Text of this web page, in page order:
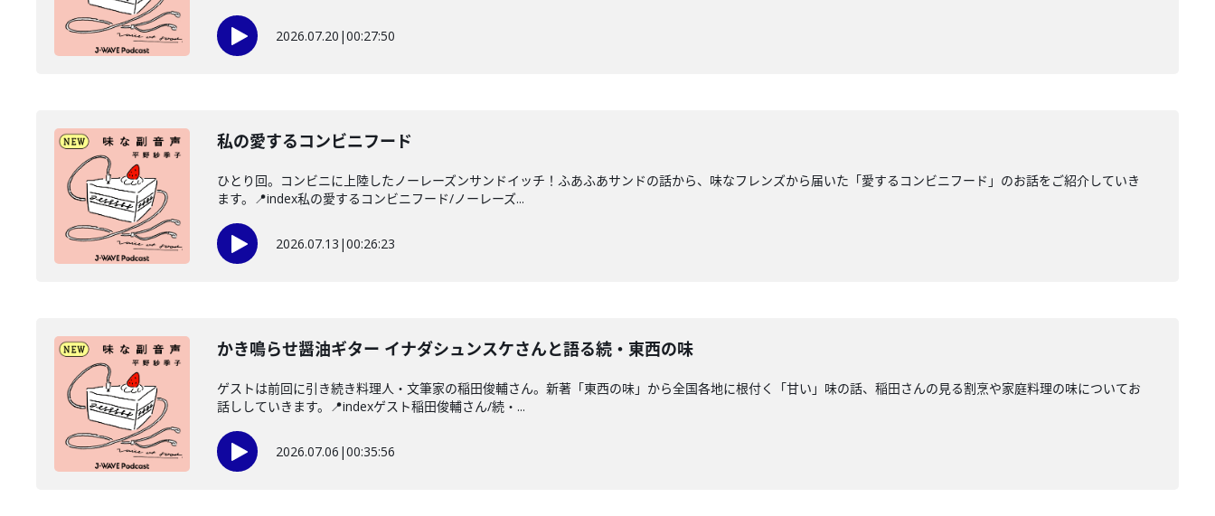
2026.07.20 |00:27:50
私の愛するコンビニフード
ひとり回。コンビニに上陸したノーレーズンサンドイッチ！ふあふあサンドの話から、味なフレンズから届いた「愛するコンビニフード」のお話をご紹介していき
ます。📍index私の愛するコンビニフード/ノーレーズ...
2026.07.13 |00:26:23
かき鳴らせ醤油ギター イナダシュンスケさんと語る続・東西の味
ゲストは前回に引き続き料理人・文筆家の稲田俊輔さん。新著「東西の味」から全国各地に根付く「甘い」味の話、稲田さんの見る割烹や家庭料理の味についてお
話ししていきます。📍indexゲスト稲田俊輔さん/続・...
2026.07.06 |00:35:56